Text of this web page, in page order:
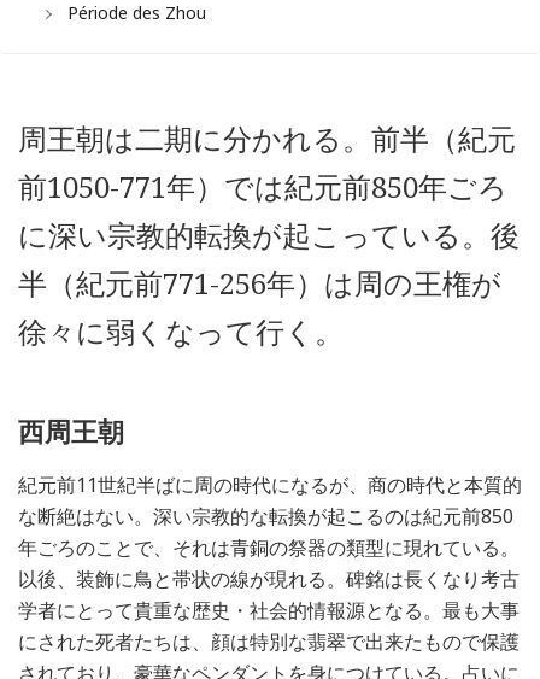
Période des Zhou
周王朝は二期に分かれる。前半（紀元
前1050-771年）では紀元前850年ごろ
に深い宗教的転換が起こっている。後
半（紀元前771-256年）は周の王権が
徐々に弱くなって行く。
西周王朝
紀元前11世紀半ばに周の時代になるが、商の時代と本質的
な断絶はない。深い宗教的な転換が起こるのは紀元前850
年ごろのことで、それは青銅の祭器の類型に現れている。
以後、装飾に鳥と帯状の線が現れる。碑銘は長くなり考古
学者にとって貴重な歴史・社会的情報源となる。最も大事
にされた死者たちは、顔は特別な翡翠で出来たもので保護
されており、豪華なペンダントを身につけている。占いに